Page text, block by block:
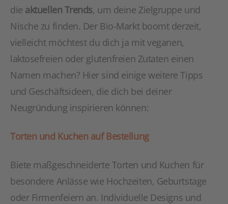
die aktuellen Trends, um deine Zielgruppe und
Nische zu finden. Der Bio-Markt boomt derzeit,
vielleicht möchtest du dich ja mit veganen,
laktosefreien oder glutenfreien Zutaten einen
Namen machen? Hier sind einige weitere Tipps
und Geschäftsideen, die dich bei deiner
Neugründung inspirieren können:
Torten und Kuchen auf Bestellung
Biete maßgeschneiderte Torten und Kuchen für
besondere Anlässe wie Hochzeiten, Geburtstage
oder Firmenfeiern an. Individuelle Designs und